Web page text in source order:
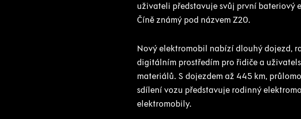
uživateli představuje svůj první bateriový
Číně známý pod názvem Z20.
Nový elektromobil nabízí dlouhý dojezd,
digitálním prostředím pro řidiče a
materiálů. S dojezdem až 445 km,
sdílení vozu představuje rodinný
elektromobily.